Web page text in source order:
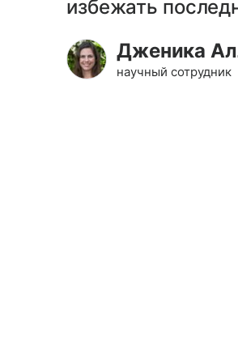
избежать
Дженика
научный сотрудник